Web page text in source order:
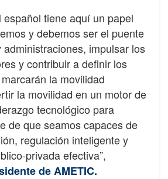
español tiene aquí un papel
y debemos ser el puente
impulsar los
y contribuir a definir los
la movilidad
la movilidad en un motor de
tecnológico para
de que seamos capaces de
regulación inteligente y
privada efectiva”,
de AMETIC.